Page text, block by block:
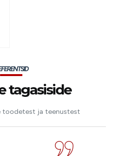
tagasiside
toodetest ja teenustest